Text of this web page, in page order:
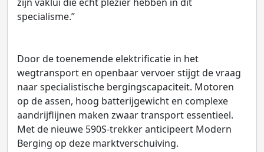
specialisme.”
Door de toenemende elektrificatie in het
wegtransport en openbaar vervoer stijgt de vraag
naar specialistische bergingscapaciteit. Motoren
op de assen, hoog batterijgewicht en complexe
aandrijflijnen maken zwaar transport essentieel.
Met de nieuwe 590S-trekker anticipeert Modern
Berging op deze marktverschuiving.